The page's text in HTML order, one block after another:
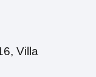
Villa